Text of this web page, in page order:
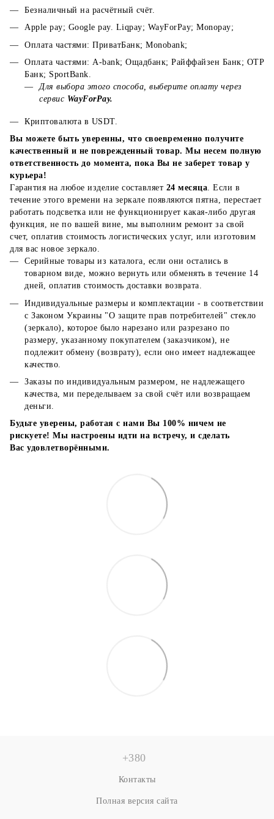
Безналичный на расчётный счёт.
Apple pay; Google pay. Liqpay; WayForPay; Monopay;
Оплата частями: ПриватБанк; Monobank;
Оплата частями: A-bank; Ощадбанк; Райффайзен Банк; ОТР
Банк; SportBank.
Для выбора этого способа, выберите оплату через
сервис WayForPay.
Криптовалюта в USDT.
Вы можете быть уверенны, что своевременно получите
качественный и не поврежденный товар. Мы несем полную
ответственность до момента, пока Вы не заберет товар у
курьера!
Гарантия на любое изделие составляет 24 месяца. Если в
течение этого времени на зеркале появляются пятна, перестает
работать подсветка или не функционирует какая-либо другая
функция, не по вашей вине, мы выполним ремонт за свой
счет, оплатив стоимость логистических услуг, или изготовим
для вас новое зеркало.
Серийные товары из каталога, если они остались в
товарном виде, можно вернуть или обменять в течение 14
дней, оплатив стоимость доставки возврата.
Индивидуальные размеры и комплектации - в соответствии
с Законом Украины "О защите прав потребителей" стекло
(зеркало), которое было нарезано или разрезано по
размеру, указанному покупателем (заказчиком), не
подлежит обмену (возврату), если оно имеет надлежащее
качество.
Заказы по индивидуальным размером, не надлежащего
качества, ми переделываем за свой счёт или возвращаем
деньги.
Будьте уверены, работая с нами Вы 100% ничем не
рискуете! Мы настроены идти на встречу, и сделать
Вас удовлетворёнными.
+380
Контакты
Полная версия сайта